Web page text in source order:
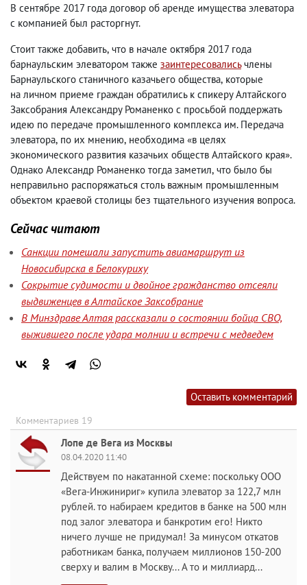
В сентябре 2017 года договор об аренде имущества элеватора
с компанией был расторгнут.
Стоит также добавить, что в начале октября 2017 года
барнаульским элеватором также заинтересовалисьчлены
Барнаульского станичного казачьего общества, которые
на личном приеме граждан обратились к спикеру Алтайского
Заксобрания Александру Романенко с просьбой поддержать
идею по передаче промышленного комплекса им. Передача
элеватора, по их мнению, необходима «в целях
экономического развития казачьих обществ Алтайского края».
Однако Александр Романенко тогда заметил, что было бы
неправильно распоряжаться столь важным промышленным
объектом краевой столицы без тщательного изучения вопроса.
Сейчас читают
Санкции помешали запустить авиамаршрут из
Новосибирска в Белокуриху
Сокрытие судимости и двойное гражданство отсеяли
выдвиженцев в Алтайское Заксобрание
В Минздраве Алтая рассказали о состоянии бойца СВО,
выжившего после удара молнии и встречи с медведем
Оставить комментарий
Комментариев 19
Лопе де Вега из Москвы
08.04.2020 11:40
Действуем по накатанной схеме: поскольку ООО
«Вега-Инжинириг» купила элеватор за 122,7 млн
рублей. то набираем кредитов в банке на 500 млн
под залог элеватора и банкротим его! Никто
ничего лучше не придумал! За минусом откатов
работникам банка, получаем миллионов 150-200
сверху и валим в Москву... А то и миллиард...